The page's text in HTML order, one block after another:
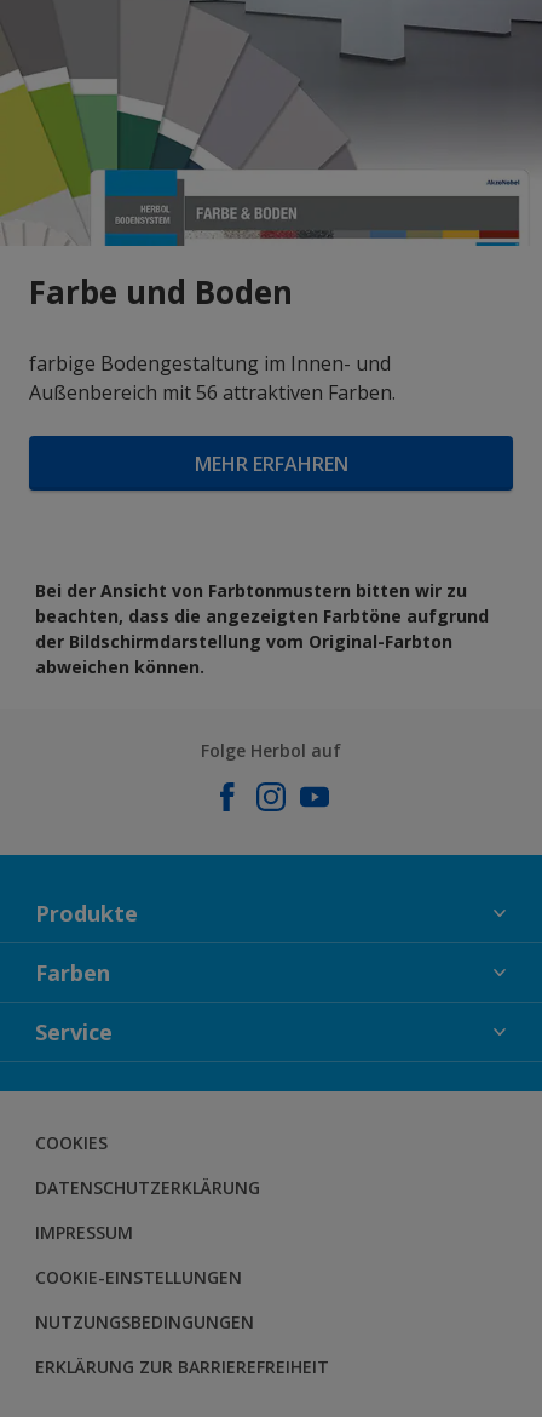
Farbe und Boden
farbige Bodengestaltung im Innen- und
Außenbereich mit 56 attraktiven Farben.
MEHR ERFAHREN
Bei der Ansicht von Farbtonmustern bitten wir zu
beachten, dass die angezeigten Farbtöne aufgrund
der Bildschirmdarstellung vom Original-Farbton
abweichen können.
Folge Herbol auf
Produkte
FASSADENFARBEN
INNENFARBEN
LACKE
BODENSYSTEM
Farben
KOLLEKTIONEN
FARBTRENDS
FARBBERATUNG
Service
HERBOL WERBEMITTELSHOP
SCHULUNGEN
COOKIES
DATENSCHUTZERKLÄRUNG
IMPRESSUM
COOKIE-EINSTELLUNGEN
NUTZUNGSBEDINGUNGEN
ERKLÄRUNG ZUR BARRIEREFREIHEIT